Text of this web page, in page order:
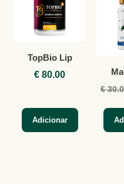
TopBio Lip
€ 80.00
Adicionar
€